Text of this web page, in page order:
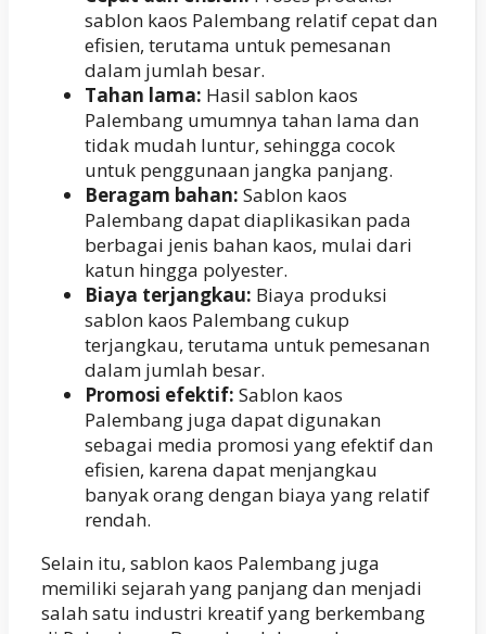
sablon kaos Palembang relatif cepat dan
efisien, terutama untuk pemesanan
dalam jumlah besar.
Tahan lama: Hasil sablon kaos
Palembang umumnya tahan lama dan
tidak mudah luntur, sehingga cocok
untuk penggunaan jangka panjang.
Beragam bahan: Sablon kaos
Palembang dapat diaplikasikan pada
berbagai jenis bahan kaos, mulai dari
katun hingga polyester.
Biaya terjangkau: Biaya produksi
sablon kaos Palembang cukup
terjangkau, terutama untuk pemesanan
dalam jumlah besar.
Promosi efektif: Sablon kaos
Palembang juga dapat digunakan
sebagai media promosi yang efektif dan
efisien, karena dapat menjangkau
banyak orang dengan biaya yang relatif
rendah.
Selain itu, sablon kaos Palembang juga
memiliki sejarah yang panjang dan menjadi
salah satu industri kreatif yang berkembang